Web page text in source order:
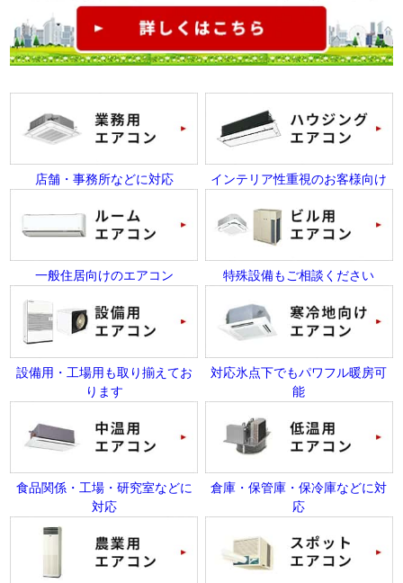
店舗・事務所などに対応 インテリア性重視のお客様向け
一般住居向けのエアコン 特殊設備もご相談ください
設備用・工場用も取り揃えてお
ります
対応氷点下でもパワフル暖房可
能
食品関係・工場・研究室などに
対応
倉庫・保管庫・保冷庫などに対
応